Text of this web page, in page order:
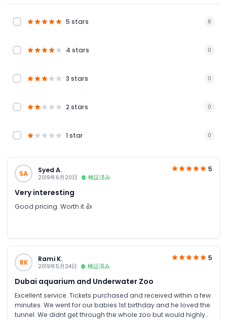
5 stars 8
4 stars 0
3 stars 0
2 stars 0
1 star 0
SA Syed A.
2019年6月20日 検証済み
5
Very interesting
Good pricing. Worth it 👍
RK Rami K.
2019年5月24日 検証済み
5
Dubai aquarium and Underwater Zoo
Excellent service. Tickets purchased and received within a few
minutes. We went for our babies 1st birthday and he loved the
tunnel. We didnt get through the whole zoo but would highly